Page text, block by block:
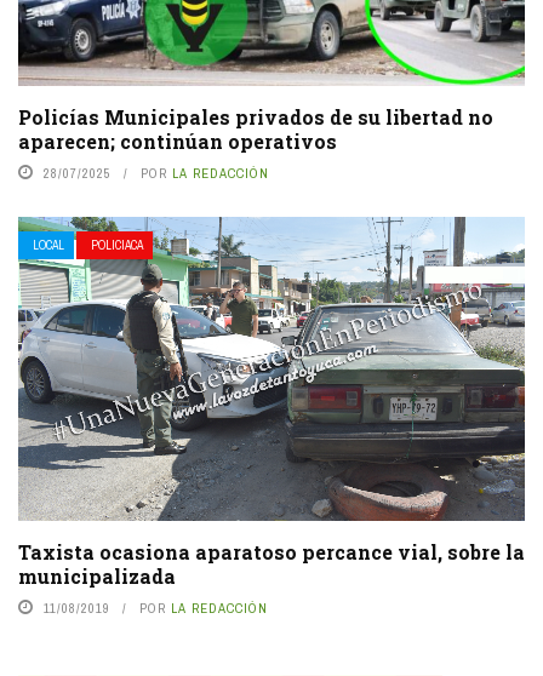
Policías Municipales privados de su libertad no
aparecen; continúan operativos
28/07/2025 POR LA REDACCIÓN
LOCAL POLICIACA
Taxista ocasiona aparatoso percance vial, sobre la
municipalizada
11/08/2019 POR LA REDACCIÓN